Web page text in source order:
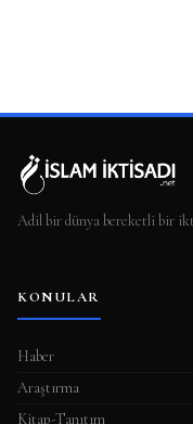
Adil bir dünya bereketli bir
KONULAR
Haber
Araştırma
Kitap-Tanıtım